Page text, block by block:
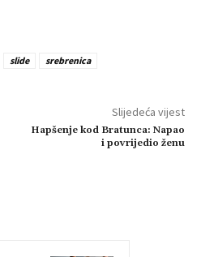
slide srebrenica
Slijedeća vijest
Hapšenje kod Bratunca: Napao
i povrijedio ženu